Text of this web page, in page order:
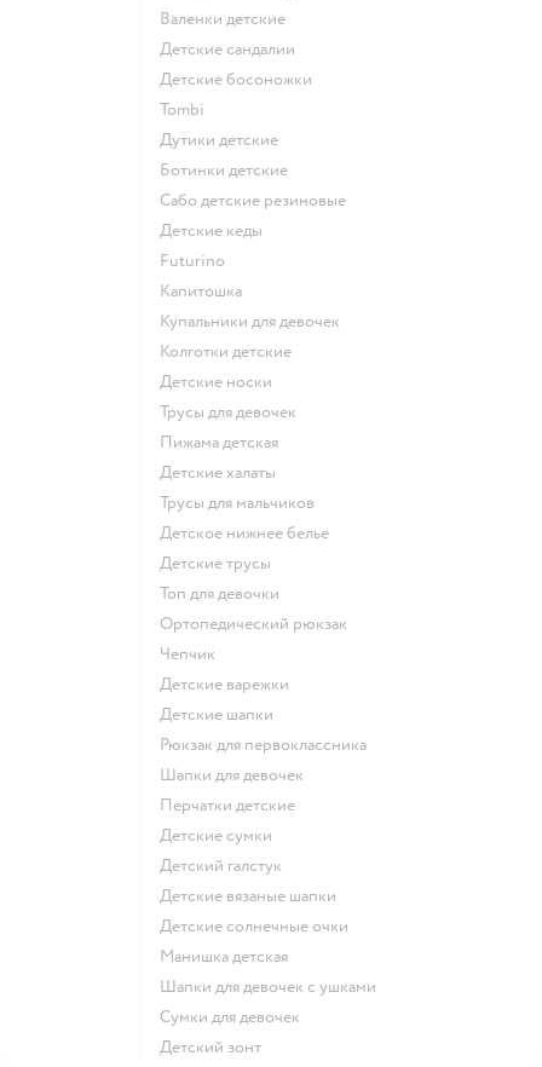
Валенки детские
Детские сандалии
Детские босоножки
Tombi
Дутики детские
Ботинки детские
Сабо детские резиновые
Детские кеды
Futurino
Капитошка
Купальники для девочек
Колготки детские
Детские носки
Трусы для девочек
Пижама детская
Детские халаты
Трусы для мальчиков
Детское нижнее белье
Детские трусы
Топ для девочки
Ортопедический рюкзак
Чепчик
Детские варежки
Детские шапки
Рюкзак для первоклассника
Шапки для девочек
Перчатки детские
Детские сумки
Детский галстук
Детские вязаные шапки
Детские солнечные очки
Манишка детская
Шапки для девочек с ушками
Сумки для девочек
Детский зонт